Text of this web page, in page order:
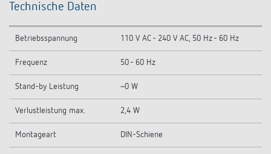
Technische Daten
Betriebsspannung 110 V AC - 240 V AC, 50 Hz - 60 Hz
Frequenz 50 - 60 Hz
Stand-by Leistung ~0 W
Verlustleistung max. 2,4 W
Montageart DIN-Schiene